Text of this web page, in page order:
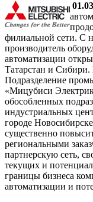
филиальной сети. С
производитель
автоматизации
Татарстан и Сибири.
Подразделение
«Мицубиси
обособленных
индустриальных
городе
существенно
региональными
партнерскую сеть,
текущих и
границы бизнеса
автоматизации и